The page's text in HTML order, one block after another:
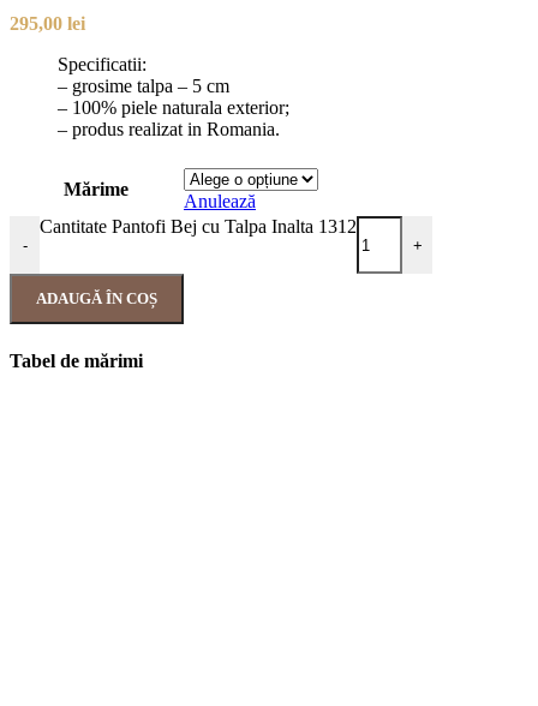
295,00 lei
Specificatii:
– grosime talpa – 5 cm
– 100% piele naturala exterior;
– produs realizat in Romania.
Mărime
Anulează
-
Cantitate Pantofi Bej cu Talpa Inalta 1312
+
ADAUGĂ ÎN COȘ
Tabel de mărimi